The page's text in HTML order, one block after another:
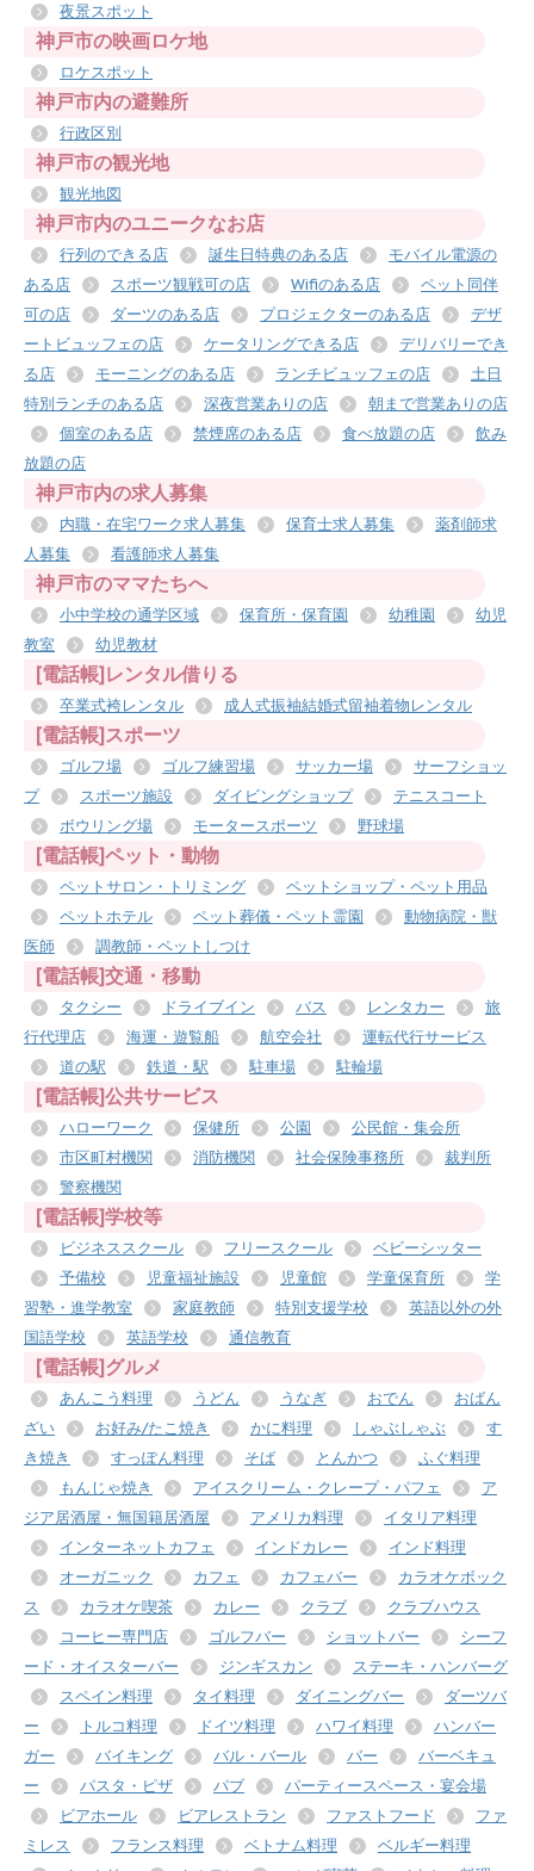
夜景スポット
神戸市の映画ロケ地
ロケスポット
神戸市内の避難所
行政区別
神戸市の観光地
観光地図
神戸市内のユニークなお店
行列のできる店 誕生日特典のある店
モバイル電源の
ある店
スポーツ観戦可の店 Wifiのある店
ペット同伴
可の店
ダーツのある店 プロジェクターのある店
デザ
ートビュッフェの店
ケータリングできる店
デリバリーでき
る店
モーニングのある店 ランチビュッフェの店
土日
特別ランチのある店
深夜営業ありの店
朝まで営業ありの店
個室のある店
禁煙席のある店 食べ放題の店
飲み
放題の店
神戸市内の求人募集
内職・在宅ワーク求人募集 保育士求人募集
薬剤師求
人募集
看護師求人募集
神戸市のママたちへ
小中学校の通学区域 保育所・保育園 幼稚園
幼児
教室
幼児教材
[電話帳]レンタル借りる
卒業式袴レンタル 成人式振袖結婚式留袖着物レンタル
[電話帳]スポーツ
ゴルフ場 ゴルフ練習場 サッカー場
サーフショッ
プ
スポーツ施設 ダイビングショップ
テニスコート
ボウリング場
モータースポーツ 野球場
[電話帳]ペット・動物
ペットサロン・トリミング
ペットショップ・ペット用品
ペットホテル
ペット葬儀・ペット霊園
動物病院・獣
医師
調教師・ペットしつけ
[電話帳]交通・移動
タクシー ドライブイン バス レンタカー
旅
行代理店
海運・遊覧船 航空会社
運転代行サービス
道の駅
鉄道・駅 駐車場 駐輪場
[電話帳]公共サービス
ハローワーク 保健所 公園
公民館・集会所
市区町村機関
消防機関 社会保険事務所
裁判所
警察機関
[電話帳]学校等
ビジネススクール フリースクール
ベビーシッター
予備校
児童福祉施設 児童館 学童保育所
学
習塾・進学教室
家庭教師 特別支援学校
英語以外の外
国語学校
英語学校 通信教育
[電話帳]グルメ
あんこう料理 うどん うなぎ おでん
おばん
ざい
お好み/たこ焼き かに料理 しゃぶしゃぶ
す
き焼き
すっぽん料理 そば とんかつ
ふぐ料理
もんじゃ焼き
アイスクリーム・クレープ・パフェ
ア
ジア居酒屋・無国籍居酒屋
アメリカ料理
イタリア料理
インターネットカフェ
インドカレー
インド料理
オーガニック
カフェ カフェバー
カラオケボック
ス
カラオケ喫茶 カレー クラブ
クラブハウス
コーヒー専門店
ゴルフバー ショットバー
シーフ
ード・オイスターバー
ジンギスカン
ステーキ・ハンバーグ
スペイン料理
タイ料理 ダイニングバー
ダーツバ
ー
トルコ料理 ドイツ料理 ハワイ料理
ハンバー
ガー
バイキング バル・バール バー
バーベキュ
ー
パスタ・ピザ パブ
パーティースペース・宴会場
ビアホール
ビアレストラン ファストフード
ファ
ミレス
フランス料理 ベトナム料理
ベルギー料理